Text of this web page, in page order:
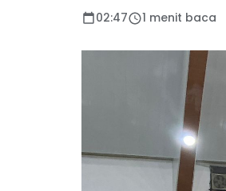
02:47 1 menit baca